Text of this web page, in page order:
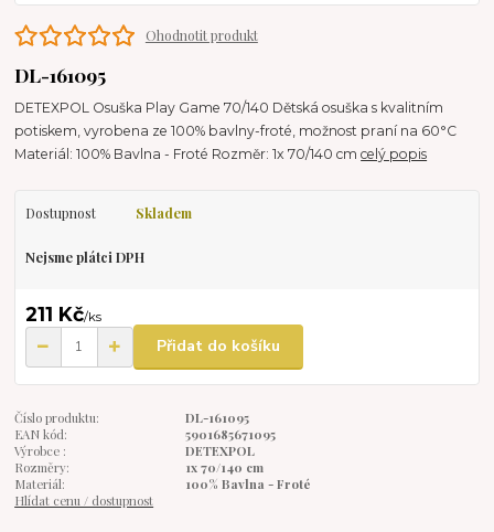
Ohodnotit produkt
DL-161095
DETEXPOL Osuška Play Game 70/140 Dětská osuška s kvalitním
potiskem, vyrobena ze 100% bavlny-froté, možnost praní na 60°C
Materiál: 100% Bavlna - Froté Rozměr: 1x 70/140 cmcelý popis
Dostupnost Skladem
Nejsme plátci DPH
211 Kč/ks
Přidat do košíku
Číslo produktu:
DL-161095
EAN kód:
5901685671095
Výrobce :
DETEXPOL
Rozměry:
1x 70/140 cm
Materiál:
100% Bavlna - Froté
Hlídat cenu / dostupnost